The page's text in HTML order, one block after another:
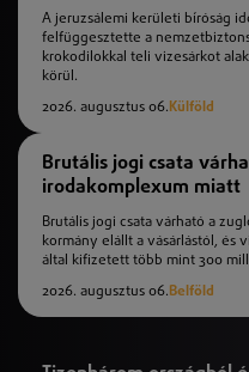
A jeruzsálemi kerületi bíróság
felfüggesztette a
krokodilokkal teli vizesárkot
körül.
2026. augusztus 06. Külföld
Brutális jogi csata
irodakomplexum miatt
Brutális jogi csata várható a
kormány elállt a vásárlástól, és
által kifizetett több mint 300
2026. augusztus 06.Belföld